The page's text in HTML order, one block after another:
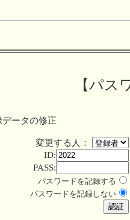
【パス
データの修正
変更する人：
ID:
PASS:
パスワードを記録する
パスワードを記録しない